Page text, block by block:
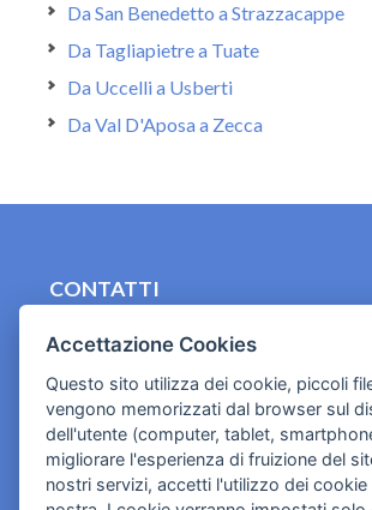
Da San Benedetto a Strazzacappe
Da Tagliapietre a Tuate
Da Uccelli a Usberti
Da Val D'Aposa a Zecca
CONTATTI
Cookies e informativa privacy
Accettazione Cookies
Questo sito utilizza dei cookie, piccoli
vengono memorizzati dal browser sul
dell'utente (computer, tablet,
migliorare l'esperienza di fruizione del
nostri servizi, accetti l'utilizzo dei cookie